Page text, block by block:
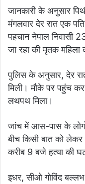
जानकारी के अनुसार
मंगलवार देर रात एक
पहचान नेपाल निवासी
जा रहा की मृतक महिला
पुलिस के अनुसार, देर
मिली। मौके पर पहुंच
लथपथ मिला।
जांच में आस-पास के
बीच किसी बात को
करीब 9 बजे हत्या की
इधर, सीओ गोविंद बल्लभ